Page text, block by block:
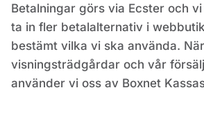
Betalningar görs via Ecster och
ta in fler betalalternativ i
bestämt vilka vi ska använda.
visningsträdgårdar och vår
använder vi oss av Boxnet